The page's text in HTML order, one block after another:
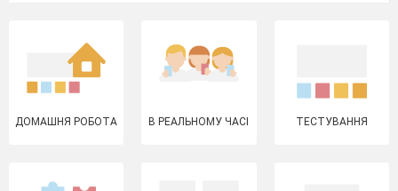
ДОМАШНЯ РОБОТА В РЕАЛЬНОМУ ЧАСІ ТЕСТУВАННЯ